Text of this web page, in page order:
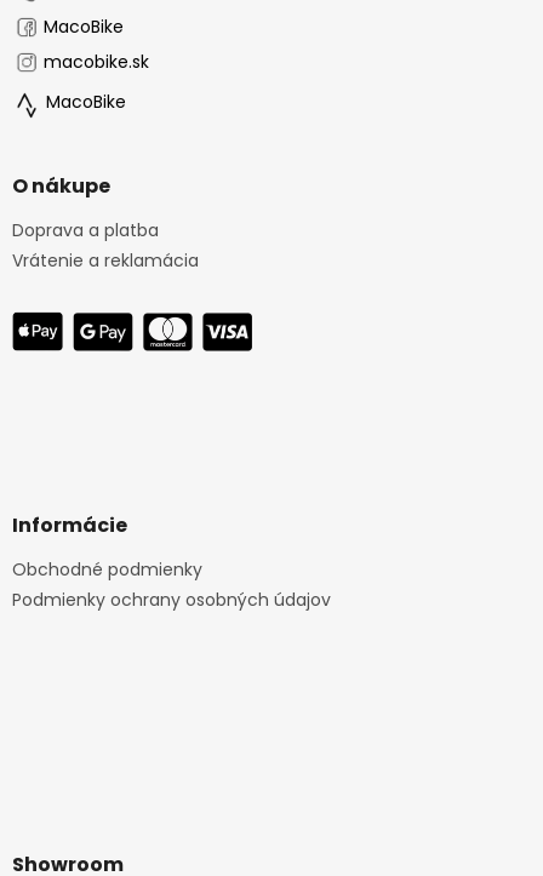
MacoBike
macobike.sk
MacoBike
O nákupe
Doprava a platba
Vrátenie a reklamácia
Informácie
Obchodné podmienky
Podmienky ochrany osobných údajov
Showroom